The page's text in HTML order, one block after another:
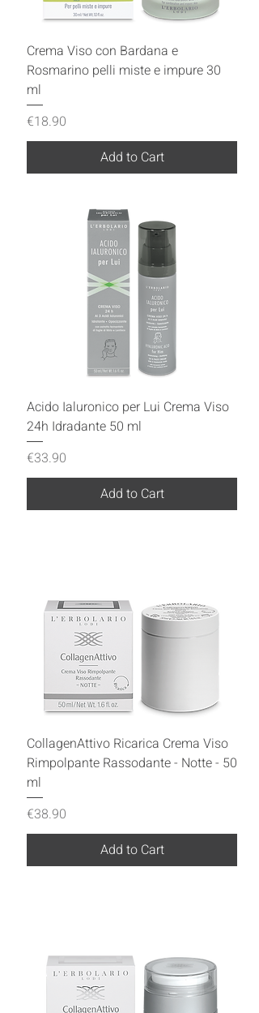
Crema Viso con Bardana e
Rosmarino pelli miste e impure 30
ml
Price
€18.90
Add to Cart
Acido Ialuronico per Lui Crema Viso
24h Idradante 50 ml
Price
€33.90
Add to Cart
CollagenAttivo Ricarica Crema Viso
Rimpolpante Rassodante - Notte - 50
ml
Price
€38.90
Add to Cart